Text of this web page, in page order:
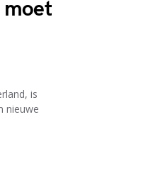
moet
is
nieuwe